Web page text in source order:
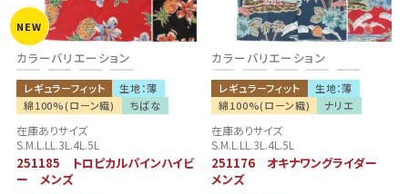
カラーバリエーション
レギュラーフィット
生地：薄
綿100%(ローン織)
ちばな
NEW
在庫ありサイズ
S.M.L.LL.3L.4L.5L
251185 トロピカルパインハイビ
ー メンズ
カラーバリエーション
レギュラーフィット
生地：薄
綿100%(ローン織)
ナリエ
在庫ありサイズ
S.M.L.LL.3L.4L.5L
251176 オキナワングライダー
メンズ